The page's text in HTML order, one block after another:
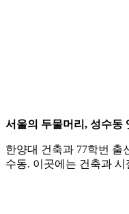
서울의 두물머리, 성수동
한양대 건축과 77학번
수동. 이곳에는 건축과